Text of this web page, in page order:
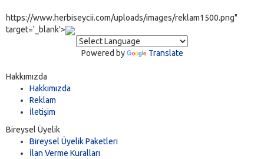
https://www.herbiseycii.com/uploads/images/reklam1500.png"
target='_blank'>
Powered by Translate
Hakkımızda
Hakkımızda
Reklam
İletişim
Bireysel Üyelik
Bireysel Üyelik Paketleri
İlan Verme Kuralları